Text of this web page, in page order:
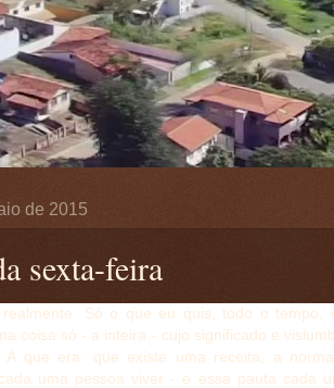
de 2015
sexta-feira
realmente. Só o que eu quis, todo o tempo,
coisa só - a inteira - cujo significado e
A que era: que existe uma receita, a
uma pessoa viver - e essa pauta cada